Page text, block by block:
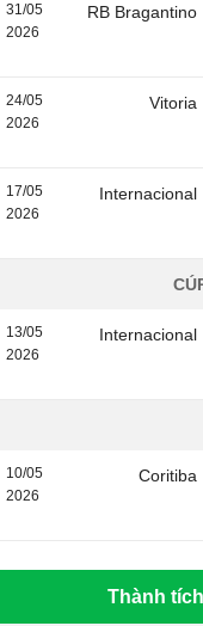
31/05
2026
RB Bragantino
24/05
2026
Vitoria
17/05
2026
Internacional
13/05
2026
Internacional
10/05
2026
Coritiba
Thành